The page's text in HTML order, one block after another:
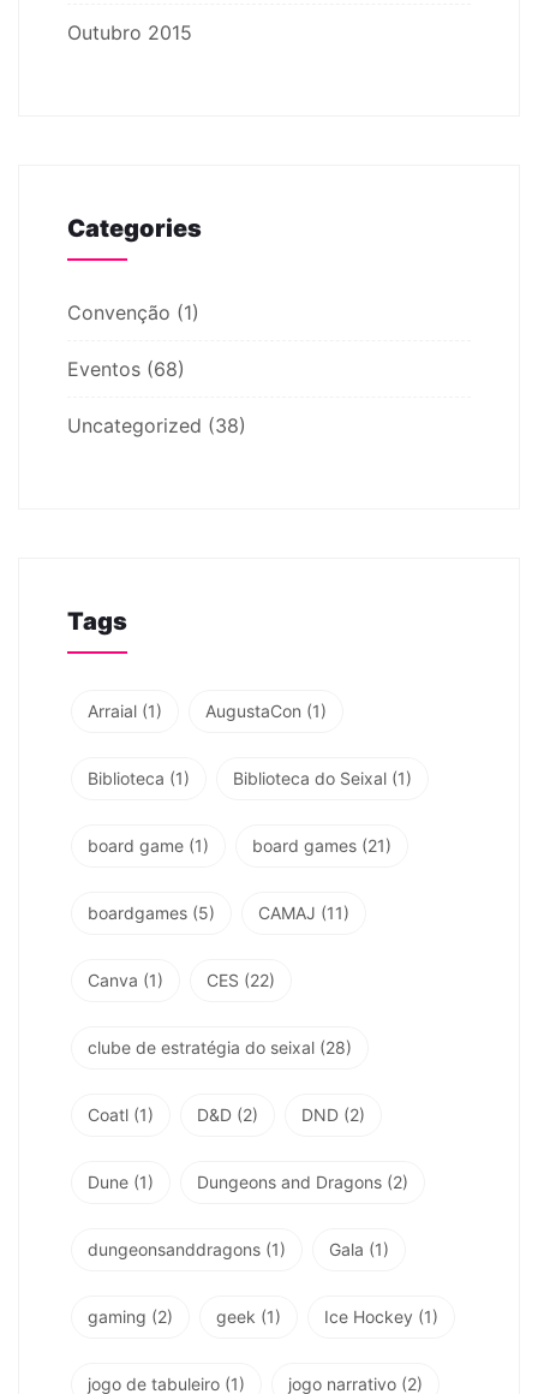
Outubro 2015
Categories
Convenção (1)
Eventos (68)
Uncategorized (38)
Tags
Arraial (1) AugustaCon (1)
Biblioteca (1) Biblioteca do Seixal (1)
board game (1) board games (21)
boardgames (5) CAMAJ (11)
Canva (1) CES (22)
clube de estratégia do seixal (28)
Coatl (1) D&D (2) DND (2)
Dune (1) Dungeons and Dragons (2)
dungeonsanddragons (1) Gala (1)
gaming (2) geek (1) Ice Hockey (1)
jogo de tabuleiro (1) jogo narrativo (2)